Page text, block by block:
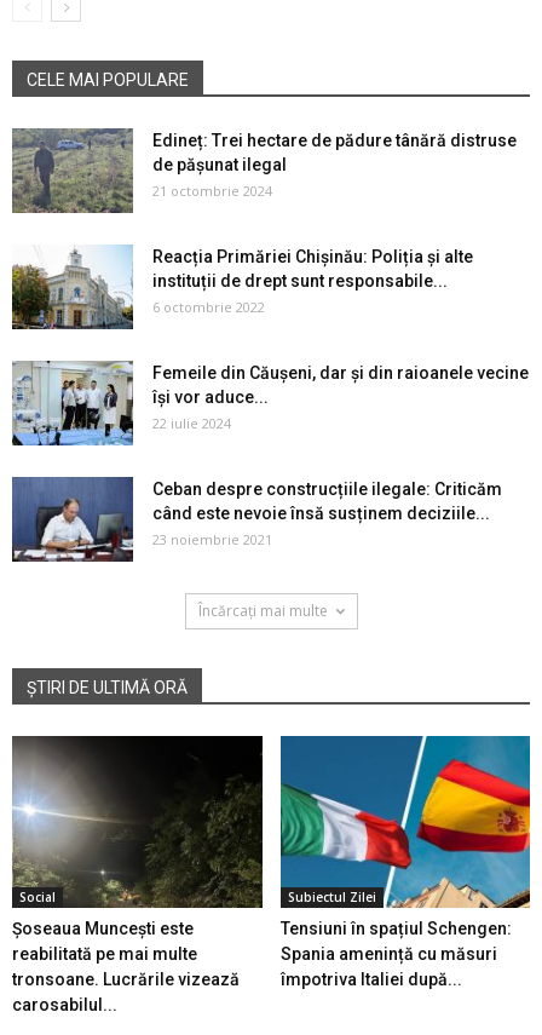
CELE MAI POPULARE
Edineț: Trei hectare de pădure tânără distruse
de pășunat ilegal
21 octombrie 2024
Reacția Primăriei Chișinău: Poliția și alte
instituții de drept sunt responsabile...
6 octombrie 2022
Femeile din Căușeni, dar și din raioanele vecine
își vor aduce...
22 iulie 2024
Ceban despre construcțiile ilegale: Criticăm
când este nevoie însă susținem deciziile...
23 noiembrie 2021
Încărcați mai multe
ȘTIRI DE ULTIMĂ ORĂ
Social
Șoseaua Muncești este
reabilitată pe mai multe
tronsoane. Lucrările vizează
carosabilul...
Subiectul Zilei
Tensiuni în spațiul Schengen:
Spania amenință cu măsuri
împotriva Italiei după...